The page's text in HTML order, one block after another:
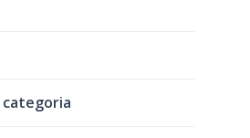
categoria